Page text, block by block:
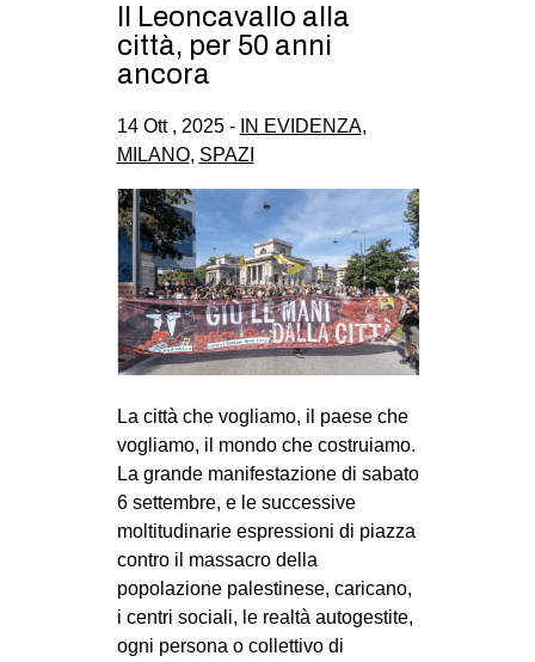
PRECARIATO
CULTURE
ARTE
CINEMA
MANIFESTI
MUSICA
RECENSIONI
INTERNAZIONALE
AFRICA
ESTREMO ORIENTE
EUROPA
MEDIO ORIENTE
MONDO
Il Leoncavallo alla
città, per 50 anni
ancora
14 Ott , 2025 - IN EVIDENZA,
MILANO, SPAZI
La città che vogliamo, il paese che
vogliamo, il mondo che costruiamo.
La grande manifestazione di sabato
6 settembre, e le successive
moltitudinarie espressioni di piazza
contro il massacro della
popolazione palestinese, caricano,
i centri sociali, le realtà autogestite,
ogni persona o collettivo di